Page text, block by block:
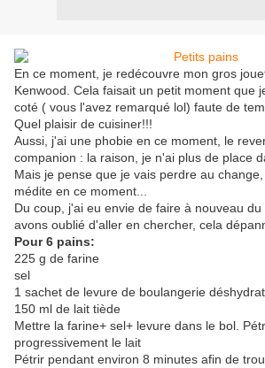
En ce moment, je redécouvre mon gros
Kenwood. Cela faisait un petit moment que
coté ( vous l'avez remarqué lol) faute de
Quel plaisir de cuisiner!!!
Aussi, j'ai une phobie en ce moment, le
companion : la raison, je n'ai plus de place
Mais je pense que je vais perdre au
médite en ce moment...
Du coup, j'ai eu envie de faire à nouveau
avons oublié d'aller en chercher, cela
Pour 6 pains:
225 g de farine
sel
1 sachet de levure de boulangerie
150 ml de lait tiède
Mettre la farine+ sel+ levure dans le bol.
progressivement le lait
Pétrir pendant environ 8 minutes afin de